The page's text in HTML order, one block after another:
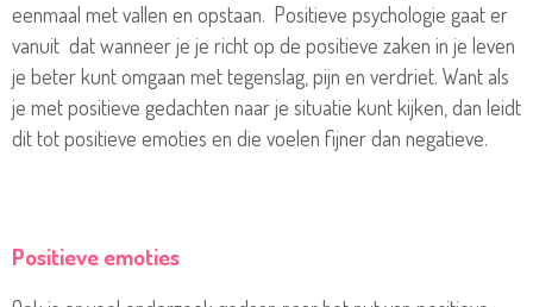
eenmaal met vallen en opstaan. Positieve psychologie gaat er
vanuit dat wanneer je je richt op de positieve zaken in je leven
je beter kunt omgaan met tegenslag, pijn en verdriet. Want als
je met positieve gedachten naar je situatie kunt kijken, dan leidt
dit tot positieve emoties en die voelen fijner dan negatieve.
Positieve emoties